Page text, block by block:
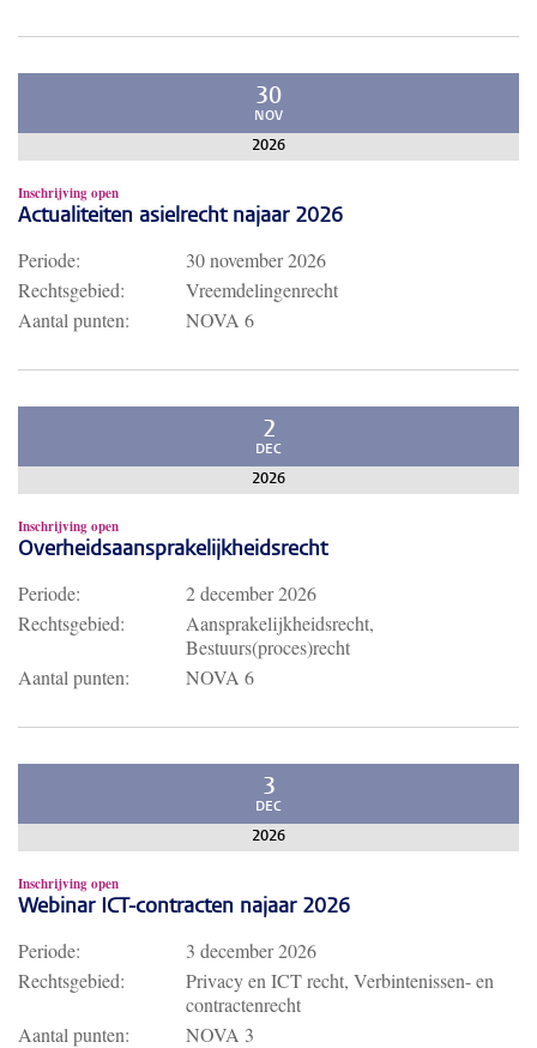
30
NOV
2026
Inschrijving open
Actualiteiten asielrecht najaar 2026
Periode:
30 november 2026
Rechtsgebied:
Vreemdelingenrecht
Aantal punten:
NOVA 6
2
DEC
2026
Inschrijving open
Overheidsaansprakelijkheidsrecht
Periode:
2 december 2026
Rechtsgebied:
Aansprakelijkheidsrecht,
Bestuurs(proces)recht
Aantal punten:
NOVA 6
3
DEC
2026
Inschrijving open
Webinar ICT-contracten najaar 2026
Periode:
3 december 2026
Rechtsgebied:
Privacy en ICT recht, Verbintenissen- en
contractenrecht
Aantal punten:
NOVA 3